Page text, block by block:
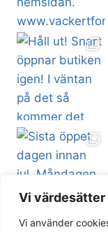
Vi
Vi använder